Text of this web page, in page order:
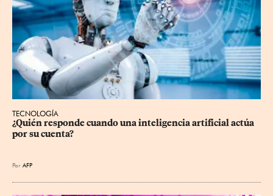
TECNOLOGÍA
¿Quién responde cuando una inteligencia artificial actúa
por su cuenta?
Por AFP